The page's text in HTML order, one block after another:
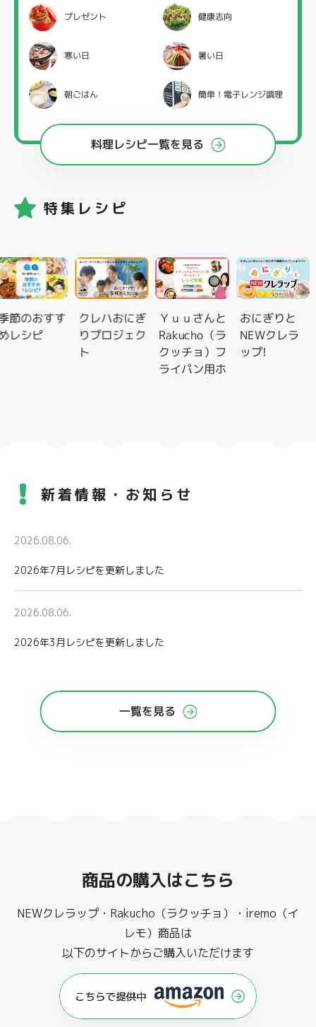
プレゼント 健康志向
寒い日 暑い日
朝ごはん 簡単！電子レンジ調理
料理レシピ一覧を見る
特集レシピ
のおすす
シピ
クレハおにぎ
りプロジェク
ト
Ｙｕｕさんと
Rakucho（ラ
クッチョ）フ
ライパン用ホ
イルシートレ
おにぎりと
NEWクレラ
ップ!
新着情報・お知らせ
2026.08.06.
2026年7月レシピを更新しました
2026.08.06.
2026年3月レシピを更新しました
一覧を見る
商品の購入はこちら
NEWクレラップ・Rakucho（ラクッチョ）・iremo（イ
レモ）商品は
以下のサイトからご購入いただけます